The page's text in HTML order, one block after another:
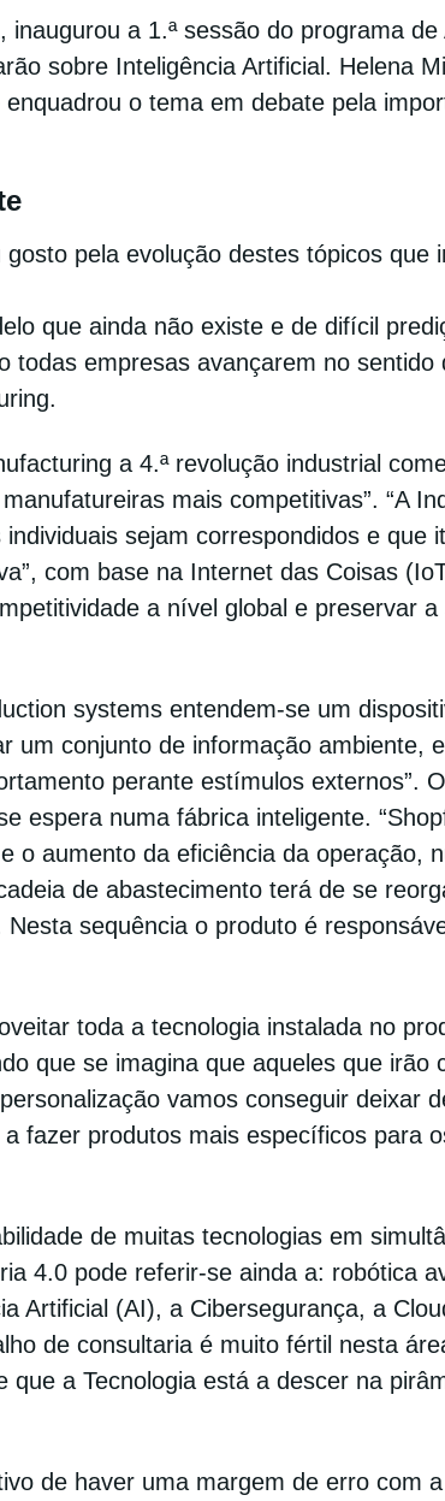
inaugurou a 1.ª sessão do programa
sobre Inteligência Artificial. Helena
o tema em debate pela
pela evolução destes tópicos que
que ainda não existe e de difícil
todas empresas avançarem no sentido
a 4.ª revolução industrial
mais competitivas”. “A
sejam correspondidos e que
com base na Internet das Coisas
a nível global e preservar
systems entendem-se um
um conjunto de informação ambiente,
perante estímulos externos”.
espera numa fábrica inteligente.
o aumento da eficiência da operação,
de abastecimento terá de se
sequência o produto é
toda a tecnologia instalada no
que se imagina que aqueles que irão
vamos conseguir deixar
fazer produtos mais específicos para
de muitas tecnologias em
4.0 pode referir-se ainda a: robótica
Artificial (AI), a Cibersegurança, a
de consultaria é muito fértil nesta
que a Tecnologia está a descer na
de haver uma margem de erro com